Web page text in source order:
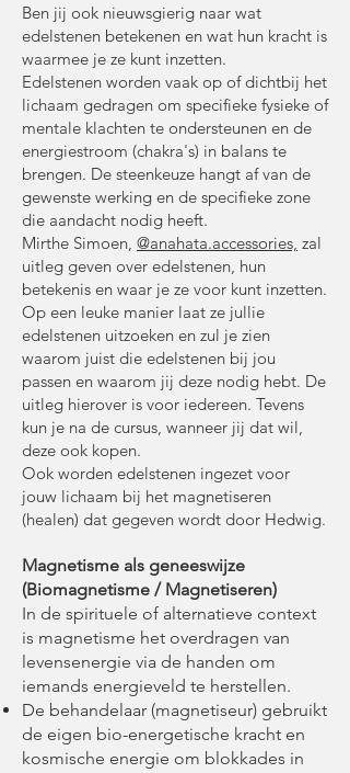
Ben jij ook nieuwsgierig naar wat
edelstenen betekenen en wat hun kracht is
waarmee je ze kunt inzetten.
Edelstenen worden vaak op of dichtbij het
lichaam gedragen om specifieke fysieke of
mentale klachten te ondersteunen en de
energiestroom (chakra's) in balans te
brengen. De steenkeuze hangt af van de
gewenste werking en de specifieke zone
die aandacht nodig heeft.
Mirthe Simoen, @anahata.accessories, zal
uitleg geven over edelstenen, hun
betekenis en waar je ze voor kunt inzetten.
Op een leuke manier laat ze jullie
edelstenen uitzoeken en zul je zien
waarom juist die edelstenen bij jou
passen en waarom jij deze nodig hebt. De
uitleg hierover is voor iedereen. Tevens
kun je na de cursus, wanneer jij dat wil,
deze ook kopen.
Ook worden edelstenen ingezet voor
jouw lichaam bij het magnetiseren
(healen) dat gegeven wordt door Hedwig.
Magnetisme als geneeswijze
(Biomagnetisme / Magnetiseren)
In de spirituele of alternatieve context
is magnetisme het overdragen van
levensenergie via de handen om
iemands energieveld te herstellen.
De behandelaar (magnetiseur) gebruikt
de eigen bio-energetische kracht en
kosmische energie om blokkades in